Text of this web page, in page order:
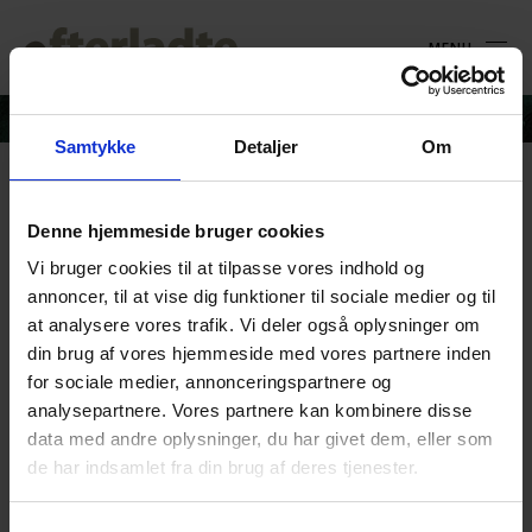
Samtykke Detaljer Om
Denne hjemmeside bruger cookies
Vi bruger cookies til at tilpasse vores indhold og
annoncer, til at vise dig funktioner til sociale medier og til
at analysere vores trafik. Vi deler også oplysninger om
din brug af vores hjemmeside med vores partnere inden
for sociale medier, annonceringspartnere og
analysepartnere. Vores partnere kan kombinere disse
data med andre oplysninger, du har givet dem, eller som
de har indsamlet fra din brug af deres tjenester.
MENU
4. juni 2026